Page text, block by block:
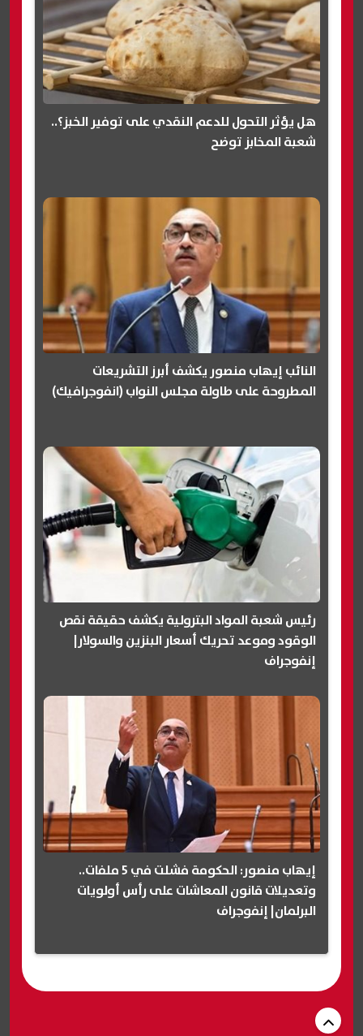
هل يؤثر التحول للدعم النقدي على توفير الخبز؟..
شعبة المخابز توضح
النائب إيهاب منصور يكشف أبرز التشريعات
المطروحة على طاولة مجلس النواب (انفوجرافيك)
رئيس شعبة المواد البترولية يكشف حقيقة نقص
الوقود وموعد تحريك أسعار البنزين والسولار|
إنفوجراف
إيهاب منصور: الحكومة فشلت في 5 ملفات..
وتعديلات قانون المعاشات على رأس أولويات
البرلمان| إنفوجراف